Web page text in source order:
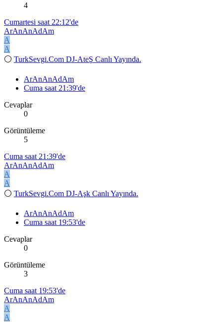
4
Cumartesi saat 22:12'de
ArAnAnAdAm
A
A
⚪ TurkSevgi.Com DJ-AteŞ Canlı Yayında.
ArAnAnAdAm
Cuma saat 21:39'de
Cevaplar
0
Görüntüleme
5
Cuma saat 21:39'de
ArAnAnAdAm
A
A
⚪ TurkSevgi.Com DJ-Aşk Canlı Yayında.
ArAnAnAdAm
Cuma saat 19:53'de
Cevaplar
0
Görüntüleme
3
Cuma saat 19:53'de
ArAnAnAdAm
A
A